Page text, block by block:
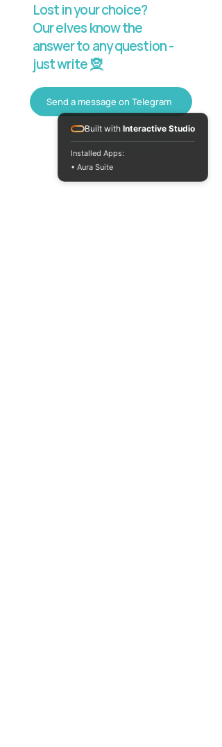
Lost in your choice?
Our elves know the
answer to any question -
just write 🧝
Send a message on Telegram
Built with Interactive Studio
Installed Apps:
• Aura Suite